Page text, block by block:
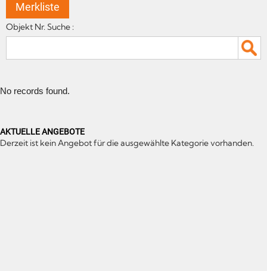
Merkliste
Objekt Nr. Suche :
No records found.
AKTUELLE ANGEBOTE
Derzeit ist kein Angebot für die ausgewählte Kategorie vorhanden.